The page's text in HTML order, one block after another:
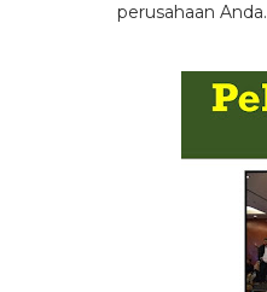
perusahaan Anda.